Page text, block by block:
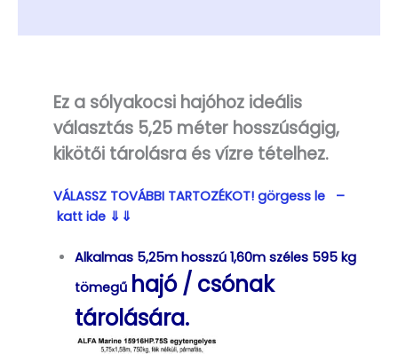
Ez a sólyakocsi hajóhoz ideális
választás 5,25 méter hosszúságig,
kikötői tárolásra és vízre tételhez.
VÁLASSZ TOVÁBBI TARTOZÉKOT! görgess le –
katt ide ⇓⇓
Alkalmas 5,25m hosszú 1,60m széles 595 kg
tömegű hajó / csónak
tárolására.